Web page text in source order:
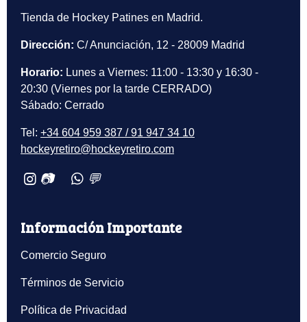
Tienda de Hockey Patines en Madrid.
Dirección: C/ Anunciación, 12 - 28009 Madrid
Horario: Lunes a Viernes: 11:00 - 13:30 y 16:30 -
20:30 (Viernes por la tarde CERRADO)
Sábado: Cerrado
Tel: +34 604 959 387 / 91 947 34 10
hockeyretiro@hockeyretiro.com
📷 💬
Información Importante
Comercio Seguro
Términos de Servicio
Política de Privacidad